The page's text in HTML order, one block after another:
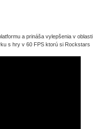
a prináša vylepšenia v oblasti
s hry v 60 FPS ktorú si Rockstars